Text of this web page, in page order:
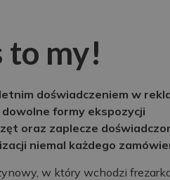
to my!
doświadczeniem w
formy ekspozycji
oraz zaplecze
niemal każdego
w który wchodzi